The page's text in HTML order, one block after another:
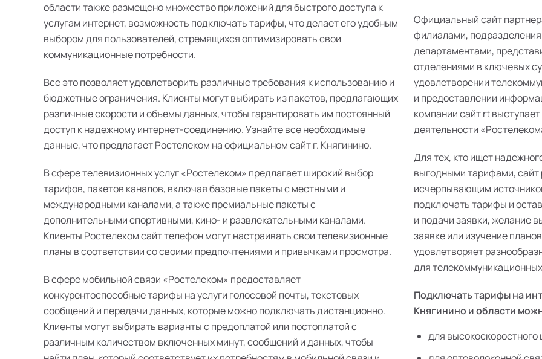
области также размещено множество приложений для быстрого доступа к
услугам интернет, возможность подключать тарифы, что делает его удобным
выбором для пользователей, стремящихся оптимизировать свои
коммуникационные потребности.
Все это позволяет удовлетворить различные требования к использованию и
бюджетные ограничения. Клиенты могут выбирать из пакетов, предлагающих
различные скорости и объемы данных, чтобы гарантировать им постоянный
доступ к надежному интернет-соединению. Узнайте все необходимые
данные, что предлагает Ростелеком на официальном сайт г. Княгинино.
В сфере телевизионных услуг «Ростелеком» предлагает широкий выбор
тарифов, пакетов каналов, включая базовые пакеты с местными и
международными каналами, а также премиальные пакеты с
дополнительными спортивными, кино- и развлекательными каналами.
Клиенты Ростелеком сайт телефон могут настраивать свои телевизионные
планы в соответствии со своими предпочтениями и привычками просмотра.
В сфере мобильной связи «Ростелеком» предоставляет
конкурентоспособные тарифы на услуги голосовой почты, текстовых
сообщений и передачи данных, которые можно подключать дистанционно.
Клиенты могут выбирать варианты с предоплатой или постоплатой с
различным количеством включенных минут, сообщений и данных, чтобы
Официальный сайт
филиалами,
департаментами,
отделениями в ключевых
удовлетворении
и предоставлении
компании сайт rt
деятельности
Для тех, кто ищет
выгодными тарифами, сайт
исчерпывающим
подключать тарифы и
и подачи заявки, желание
заявке или изучение
удовлетворяет
для
Подключать тарифы на
Княгинино и области
для высокоскоростного